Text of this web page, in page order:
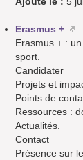
Erasmus +
Erasmus + :
sport.
Candidater
Projets et
Points de
Ressources :
Actualités.
Contact
Présence sur